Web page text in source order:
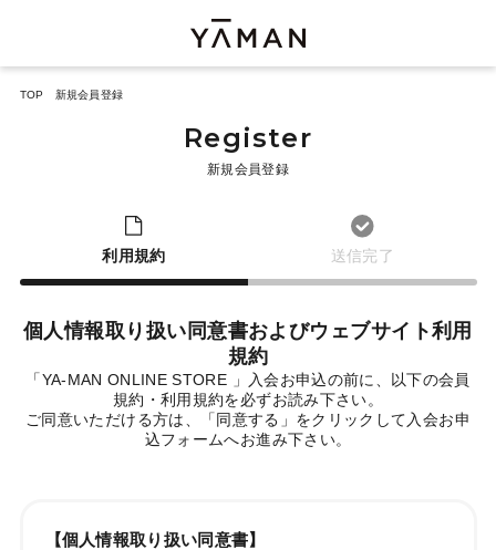
TOP 新規会員登録
Register
新規会員登録
利用規約 送信完了
個人情報取り扱い同意書およびウェブサイト利用
規約
「YA-MAN ONLINE STORE 」入会お申込の前に、以下の会員
規約・利用規約を必ずお読み下さい。
ご同意いただける方は、「同意する」をクリックして入会お申
込フォームへお進み下さい。
【個人情報取り扱い同意書】